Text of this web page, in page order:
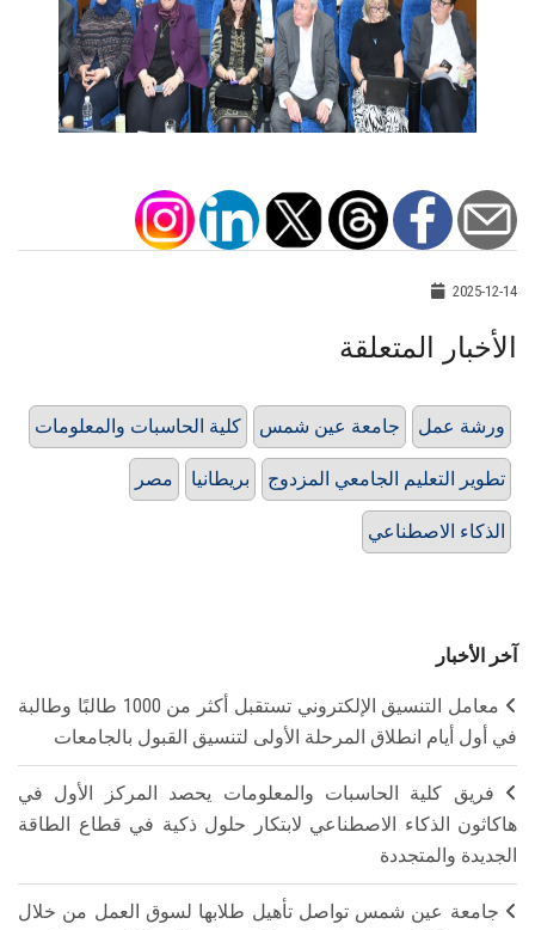
2025-12-14
الأخبار المتعلقة
كلية الحاسبات والمعلومات جامعة عين شمس ورشة عمل
مصر بريطانيا تطوير التعليم الجامعي المزدوج
الذكاء الاصطناعي
آخر الأخبار
معامل التنسيق الإلكتروني تستقبل أكثر من 1000 طالبًا وطالبة
في أول أيام انطلاق المرحلة الأولى لتنسيق القبول بالجامعات
فريق كلية الحاسبات والمعلومات يحصد المركز الأول في
هاكاثون الذكاء الاصطناعي لابتكار حلول ذكية في قطاع الطاقة
الجديدة والمتجددة
جامعة عين شمس تواصل تأهيل طلابها لسوق العمل من خلال